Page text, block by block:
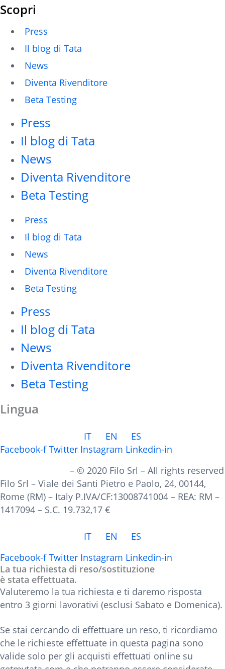
Scopri
Press
Il blog di Tata
News
Diventa Rivenditore
Beta Testing
Press
Il blog di Tata
News
Diventa Rivenditore
Beta Testing
Press
Il blog di Tata
News
Diventa Rivenditore
Beta Testing
Press
Il blog di Tata
News
Diventa Rivenditore
Beta Testing
Lingua
IT EN
ES
Facebook-f Twitter Instagram Linkedin-in
– © 2020 Filo Srl – All rights reserved
Filo Srl – Viale dei Santi Pietro e Paolo, 24, 00144,
Rome (RM) – Italy P.IVA/CF:13008741004 – REA: RM –
1417094 – S.C. 19.732,17 €
IT EN
ES
Facebook-f Twitter Instagram Linkedin-in
La tua richiesta di reso/sostituzione
è stata effettuata.
Valuteremo la tua richiesta e ti daremo risposta
entro 3 giorni lavorativi (esclusi Sabato e Domenica).
Se stai cercando di effettuare un reso, ti ricordiamo
che le richieste effettuate in questa pagina sono
valide solo per gli acquisti effettuati online su